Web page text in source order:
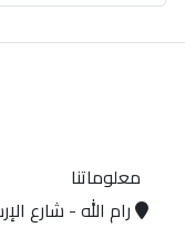
معلوماتنا
رام الله - شارع